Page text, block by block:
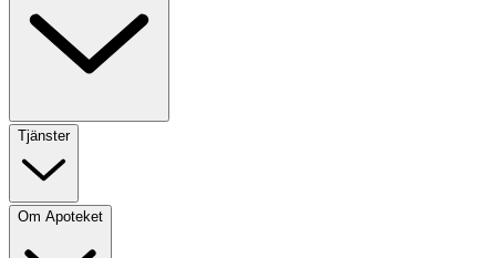
Tjänster
Om Apoteket